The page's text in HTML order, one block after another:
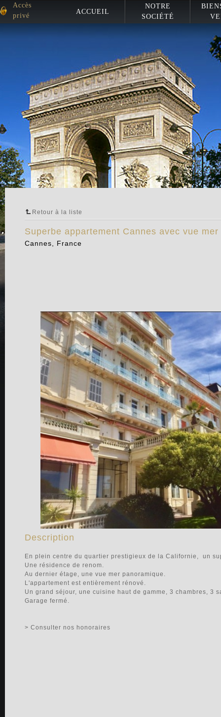
Accès
privé
ACCUEIL
NOTRE
SOCIÉTÉ
Retour à la liste
Superbe appartement Cannes avec vue
Cannes, France
Description
En plein centre du quartier prestigieux de la Californie, un
Une résidence de renom.
Au dernier étage, une vue mer panoramique.
L'appartement est entièrement rénové.
Un grand séjour, une cuisine haut de gamme, 3 chambres, 3
Garage fermé.
> Consulter nos honoraires